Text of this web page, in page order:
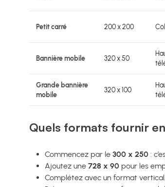
Petit carré 200 x 200
Bannière mobile 320 x 50
Grande bannière
mobile
320 x 100
Quels formats fournir
Commencez par le 300 x 250 :
Ajoutez une 728 x 90 pour les
Complétez avec un format vertical,